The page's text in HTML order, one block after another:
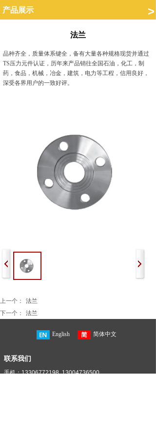
>
产品展示
法兰
品种齐全，质量体系键全，备有大量各种规格现货并通过
TS压力元件认证，历年来产品销往全国石油，化工，制
药，食品，机械，冶金，建筑，电力等工程，信用良好，
深受各界用户的一致好评。
上一个：
法兰
下一个：
法兰
English 简体中文
手机：13306772198 13004736500
联系我们